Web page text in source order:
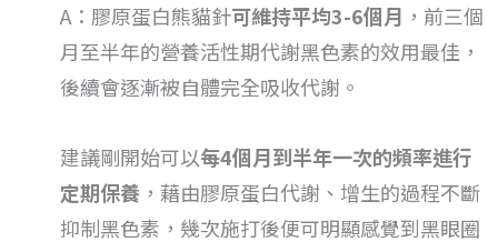
A：膠原蛋白熊貓針可維持平均3-6個月 ，前三個
月至半年的營養活性期代謝黑色素的效用最佳，
後續會逐漸被自體完全吸收代謝。
建議剛開始可以每4個月到半年一次的頻率進行
定期保養，藉由膠原蛋白代謝、增生的過程不斷
抑制黑色素，幾次施打後便可明顯感覺到黑眼圈